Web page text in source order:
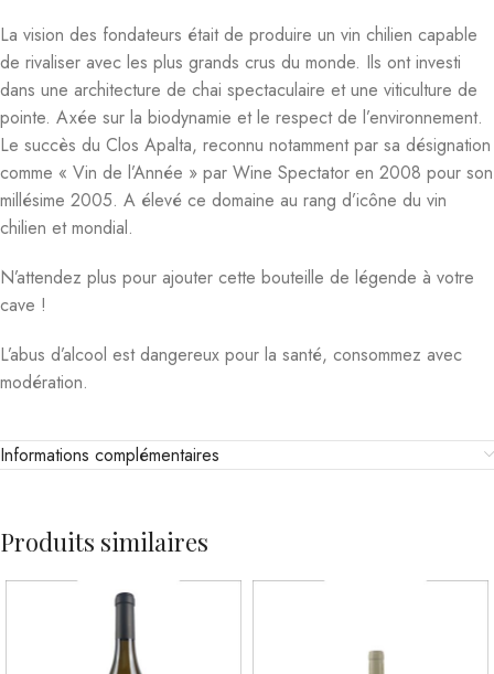
La vision des fondateurs était de produire un vin chilien capable
de rivaliser avec les plus grands crus du monde. Ils ont investi
dans une architecture de chai spectaculaire et une viticulture de
pointe. Axée sur la biodynamie et le respect de l’environnement.
Le succès du Clos Apalta, reconnu notamment par sa désignation
comme « Vin de l’Année » par Wine Spectator en 2008 pour son
millésime 2005. A élevé ce domaine au rang d’icône du vin
chilien et mondial.
N’attendez plus pour ajouter cette bouteille de légende à votre
cave !
L’abus d’alcool est dangereux pour la santé, consommez avec
modération.
Informations complémentaires
Produits similaires